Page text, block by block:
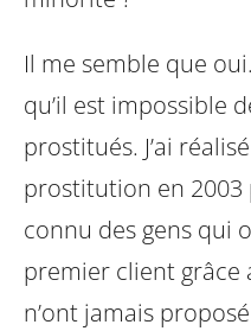
Il me semble que
qu’il est impossible
prostitués. J’ai
prostitution en 2003
connu des gens qui
premier client grâce
n’ont jamais